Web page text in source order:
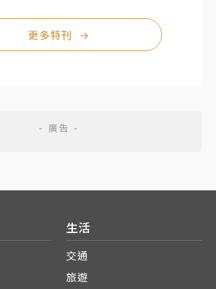
更多特刊 →
生活
交通
旅遊